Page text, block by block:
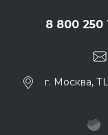
8 800 250
г. Москва,